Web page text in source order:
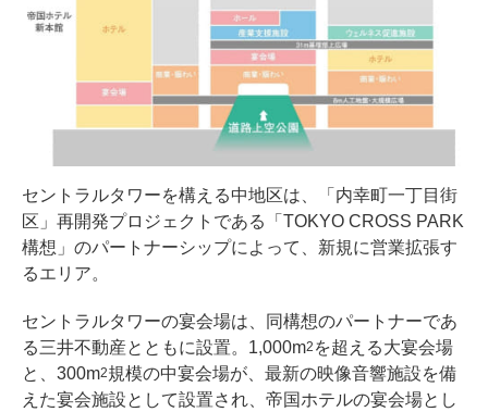
セントラルタワーを構える中地区は、「内幸町一丁目街
区」再開発プロジェクトである「TOKYO CROSS PARK
構想」のパートナーシップによって、新規に営業拡張す
るエリア。
セントラルタワーの宴会場は、同構想のパートナーであ
る三井不動産とともに設置。1,000m2 を超える大宴会場
と、300m2規模の中宴会場が、最新の映像音響施設を備
えた宴会施設として設置され、帝国ホテルの宴会場とし